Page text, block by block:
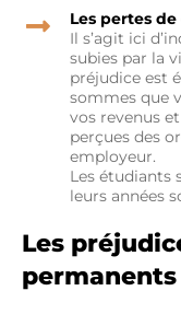
Les pertes
Il s’agit ici
subies par la
préjudice est
sommes que
vos revenus
perçues des
employeur.
Les étudiants
leurs années
Les
permanents